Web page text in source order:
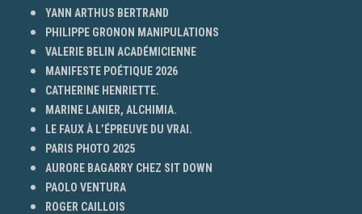
YANN ARTHUS BERTRAND
PHILIPPE GRONON MANIPULATIONS
VALERIE BELIN ACADÉMICIENNE
MANIFESTE POÉTIQUE 2026
CATHERINE HENRIETTE.
MARINE LANIER, ALCHIMIA.
LE FAUX À L’ÉPREUVE DU VRAI.
PARIS PHOTO 2025
AURORE BAGARRY CHEZ SIT DOWN
PAOLO VENTURA
ROGER CAILLOIS